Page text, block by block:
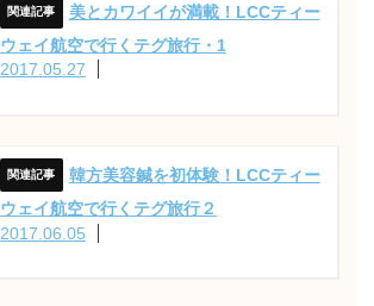
美とカワイイが満載！LCCティー
ウェイ航空で行くテグ旅行・1
2017.05.27
韓方美容鍼を初体験！LCCティー
ウェイ航空で行くテグ旅行２
2017.06.05